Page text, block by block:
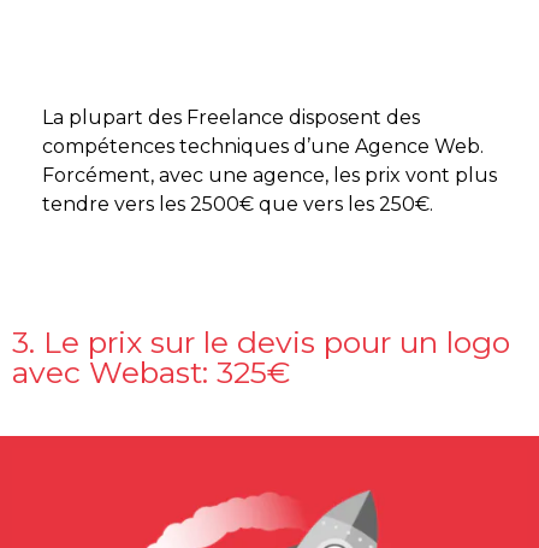
La plupart des Freelance disposent des
compétences techniques d’une Agence Web.
Forcément, avec une agence, les prix vont plus
tendre vers les 2500€ que vers les 250€.
3. Le prix sur le devis pour un logo
avec Webast: 325€